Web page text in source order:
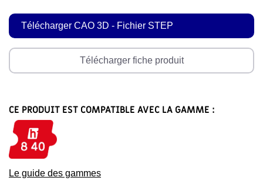
Télécharger CAO 3D - Fichier STEP
Télécharger fiche produit
CE PRODUIT EST COMPATIBLE AVEC LA GAMME :
Le guide des gammes